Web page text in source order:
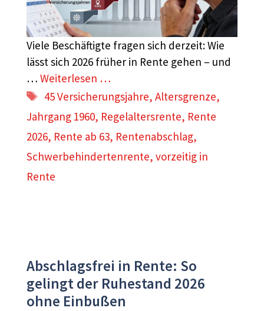
Viele Beschäftigte fragen sich derzeit: Wie
lässt sich 2026 früher in Rente gehen – und
… Weiterlesen …
Schlagwörter
45 Versicherungsjahre,Altersgrenze,
Jahrgang 1960, Regelaltersrente, Rente
2026, Rente ab 63, Rentenabschlag,
Schwerbehindertenrente, vorzeitig in
Rente
Abschlagsfrei in Rente: So
gelingt der Ruhestand 2026
ohne Einbußen